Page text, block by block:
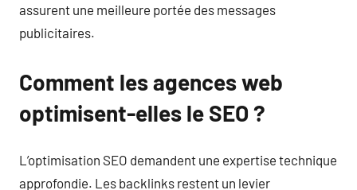
assurent une meilleure portée des messages
publicitaires.
Comment les agences web
optimisent-elles le SEO ?
L’optimisation SEO demandent une expertise technique
approfondie. Les backlinks restent un levier